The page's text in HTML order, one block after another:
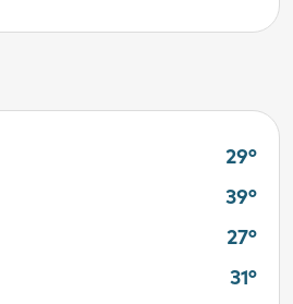
29°
39°
27°
31°